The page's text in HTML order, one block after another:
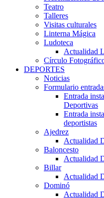
Teatro
Talleres
Visitas culturales
Linterna Mágica
Ludoteca
Actualidad
Círculo
DEPORTES
Noticias
Formulario
Entrada
Deportivas
Entrada
deportistas
Ajedrez
Actualidad
Baloncesto
Actualidad
Billar
Actualidad
Dominó
Actualidad